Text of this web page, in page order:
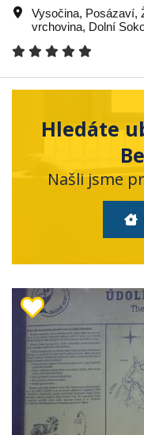
Vysočina, Posázaví,
vrchovina, Dolní
Hledáte
Našli jsme